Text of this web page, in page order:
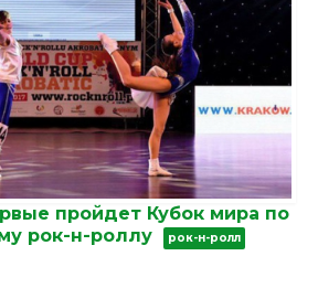
пройдет Кубок мира по
рок-н-роллу
рок-н-ролл